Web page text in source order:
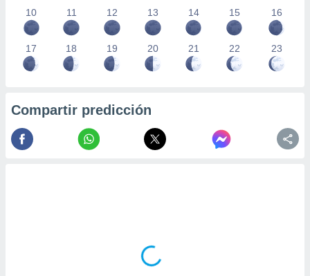
10
11 12 13 14 15 16
17 18 19 20 21 22 23
Compartir predicción